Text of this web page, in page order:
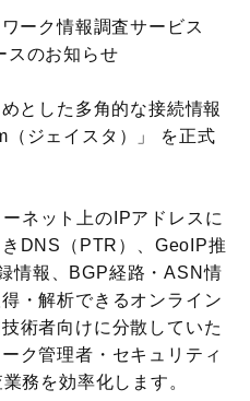
ーク情報調査サービス
スのお知らせ
とした多角的な接続情報
ジェイスタ）」 を正式
ネット上のIPアドレスに
DNS（PTR）、GeoIP推
情報、BGP経路・ASN情
・解析できるオンライン
術者向けに分散していた
ク管理者・セキュリティ
務を効率化します。